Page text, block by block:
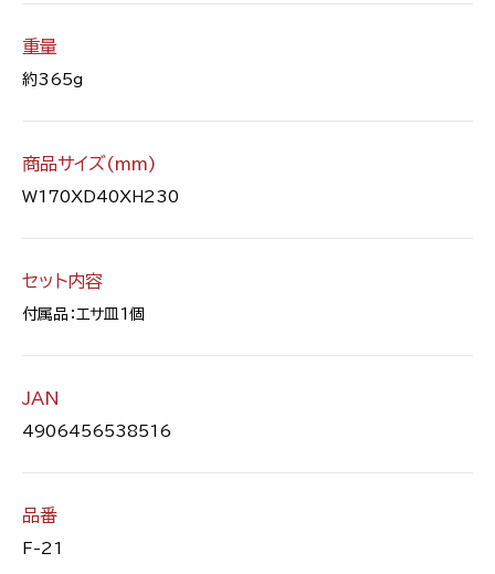
重量
約365g
商品サイズ(mm)
W170XD40XH230
セット内容
付属品：エサ皿1個
JAN
4906456538516
品番
F-21